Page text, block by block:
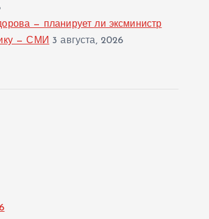
— планирует ли эксминистр
— СМИ 3 августа, 2026